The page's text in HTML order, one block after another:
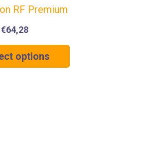
RF Premium
€64,28
options